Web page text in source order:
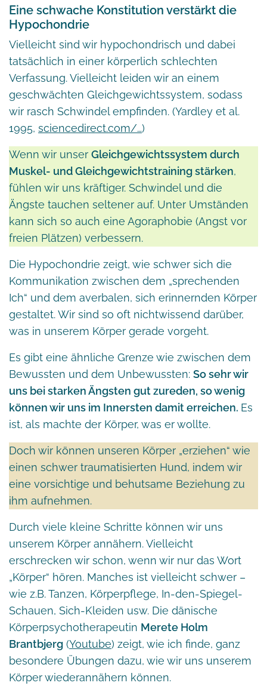
Eine schwache Konstitution verstärkt die
Hypochondrie
Vielleicht sind wir hypochondrisch und dabei
tatsächlich in einer körperlich schlechten
Verfassung. Vielleicht leiden wir an einem
geschwächten Gleichgewichtssystem, sodass
wir rasch Schwindel empfinden. (Yardley et al.
1995, sciencedirect.com/…)
Wenn wir unser Gleichgewichtssystem durch
Muskel- und Gleichgewichtstraining stärken,
fühlen wir uns kräftiger. Schwindel und die
Ängste tauchen seltener auf. Unter Umständen
kann sich so auch eine Agoraphobie (Angst vor
freien Plätzen) verbessern.
Die Hypochondrie zeigt, wie schwer sich die
Kommunikation zwischen dem „sprechenden
Ich“ und dem averbalen, sich erinnernden Körper
gestaltet. Wir sind so oft nichtwissend darüber,
was in unserem Körper gerade vorgeht.
Es gibt eine ähnliche Grenze wie zwischen dem
Bewussten und dem Unbewussten: So sehr wir
uns bei starken Ängsten gut zureden, so wenig
können wir uns im Innersten damit erreichen. Es
ist, als machte der Körper, was er wollte.
Doch wir können unseren Körper „erziehen“ wie
einen schwer traumatisierten Hund, indem wir
eine vorsichtige und behutsame Beziehung zu
ihm aufnehmen.
Durch viele kleine Schritte können wir uns
unserem Körper annähern. Vielleicht
erschrecken wir schon, wenn wir nur das Wort
„Körper“ hören. Manches ist vielleicht schwer –
wie z.B. Tanzen, Körperpflege, In-den-Spiegel-
Schauen, Sich-Kleiden usw. Die dänische
Körperpsychotherapeutin Merete Holm
Brantbjerg (Youtube) zeigt, wie ich finde, ganz
besondere Übungen dazu, wie wir uns unserem
Körper wiederannähern können.